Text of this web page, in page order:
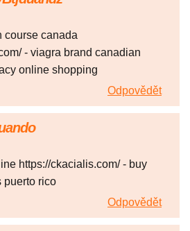
course canada
- viagra brand canadian
online shopping
Odpovědět
https://ckacialis.com/ - buy
puerto rico
Odpovědět